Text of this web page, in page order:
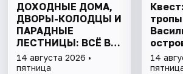
ДОХОДНЫЕ ДОМА,
ДВОРЫ-КОЛОДЦЫ И
ПАРАДНЫЕ
ЛЕСТНИЦЫ: ВСЁ В
ОДНОЙ ПРОГУЛКЕ
14 августа 2026 •
пятница
тропы
14